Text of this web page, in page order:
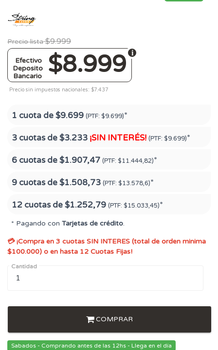
Precio lista $9.999
$8.999
Efectivo
Deposito
Bancario
Precio sin impuestos nacionales: $7.437
1 cuota de$9.699 (PTF: $9.699)*
3 cuotas de$3.233 ¡SIN INTERÉS! (PTF: $9.699)*
6 cuotas de$1.907,47 (PTF: $11.444,82)*
9 cuotas de$1.508,73 (PTF: $13.578,6)*
12 cuotas de$1.252,79 (PTF: $15.033,45)*
* Pagando con Tarjetas de crédito.
💳 ¡Compra en 3 cuotas SIN INTERES (total de orden minima
$100.000) o en hasta 12 Cuotas Fijas!
Cantidad
COMPRAR
Sabados - Comprando antes de las 12hs - Llega en el día